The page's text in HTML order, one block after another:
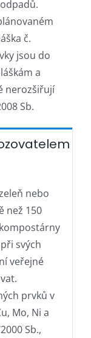
č.
jsou do
a
nerozšiřují
Sb.
nebo
než 150
svých
veřejné
prvků v
Mo, Ni a
Sb.,